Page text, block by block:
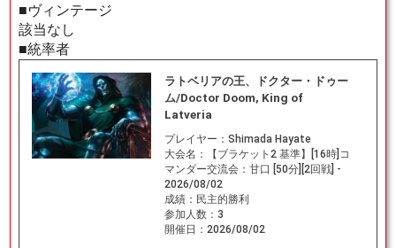
■ヴィンテージ
該当なし
■統率者
ラトベリアの王、ドクター・ドゥー
ム/Doctor Doom, King of
Latveria
プレイヤー： Shimada Hayate
大会名：
【ブラケット2 基準】[16時]コ
マンダー交流会：甘口 [50分][2回戦] -
2026/08/02
成績： 民主的勝利
参加人数： 3
開催日： 2026/08/02